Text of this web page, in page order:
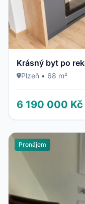
Krásný byt po
Plzeň • 68 m²
6 190 000 Kč
Pronájem